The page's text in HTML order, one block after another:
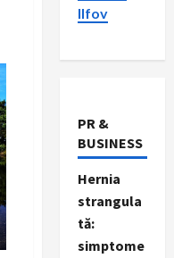
Ilfov
PR &
BUSINESS
Hernia
strangula
tă:
simptome